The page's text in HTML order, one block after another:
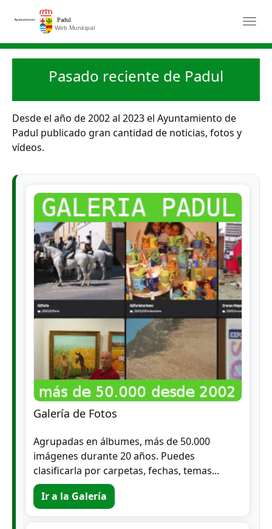
Saltar al contenido principal
Pasado reciente de Padul
Desde el año de 2002 al 2023 el Ayuntamiento de
Padul publicado gran cantidad de noticias, fotos y
vídeos.
Galería de Fotos
Agrupadas en álbumes, más de 50.000
imágenes durante 20 años. Puedes
clasificarla por carpetas, fechas, temas...
Ir a la Galería